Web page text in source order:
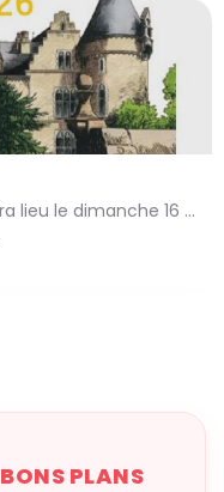
La Belle Brocante de Jamoigne aura lieu le dimanche 16 août 2026 de 6h00 à 18h00, proposant une centaine…
PLANS